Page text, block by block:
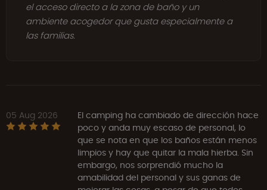
el acceso directo a la zona de baño y un
ambiente acogedor que gusta especialmente a
las familias.
05 Aug 2026
El camping ha cambiado de dirección hace
poco y anda muy escaso de personal, lo
que se nota en que los baños están menos
limpios y hay que quitar la mala hierba. Sin
embargo, nos sorprendió mucho la
amabilidad del personal y sus ganas de